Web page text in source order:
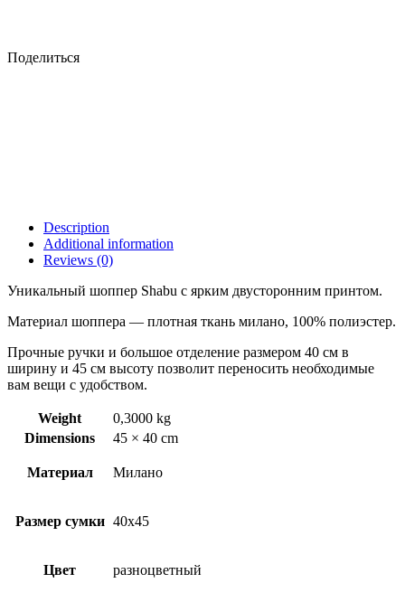
Поделиться
Description
Additional information
Reviews (0)
Уникальный шоппер Shabu с ярким двусторонним принтом.
Материал шоппера — плотная ткань милано, 100% полиэстер.
Прочные ручки и большое отделение размером 40 см в
ширину и 45 см высоту позволит переносить необходимые
вам вещи с удобством.
Weight
0,3000 kg
Dimensions
45 × 40 cm
Материал Милано
Размер сумки 40х45
Цвет разноцветный